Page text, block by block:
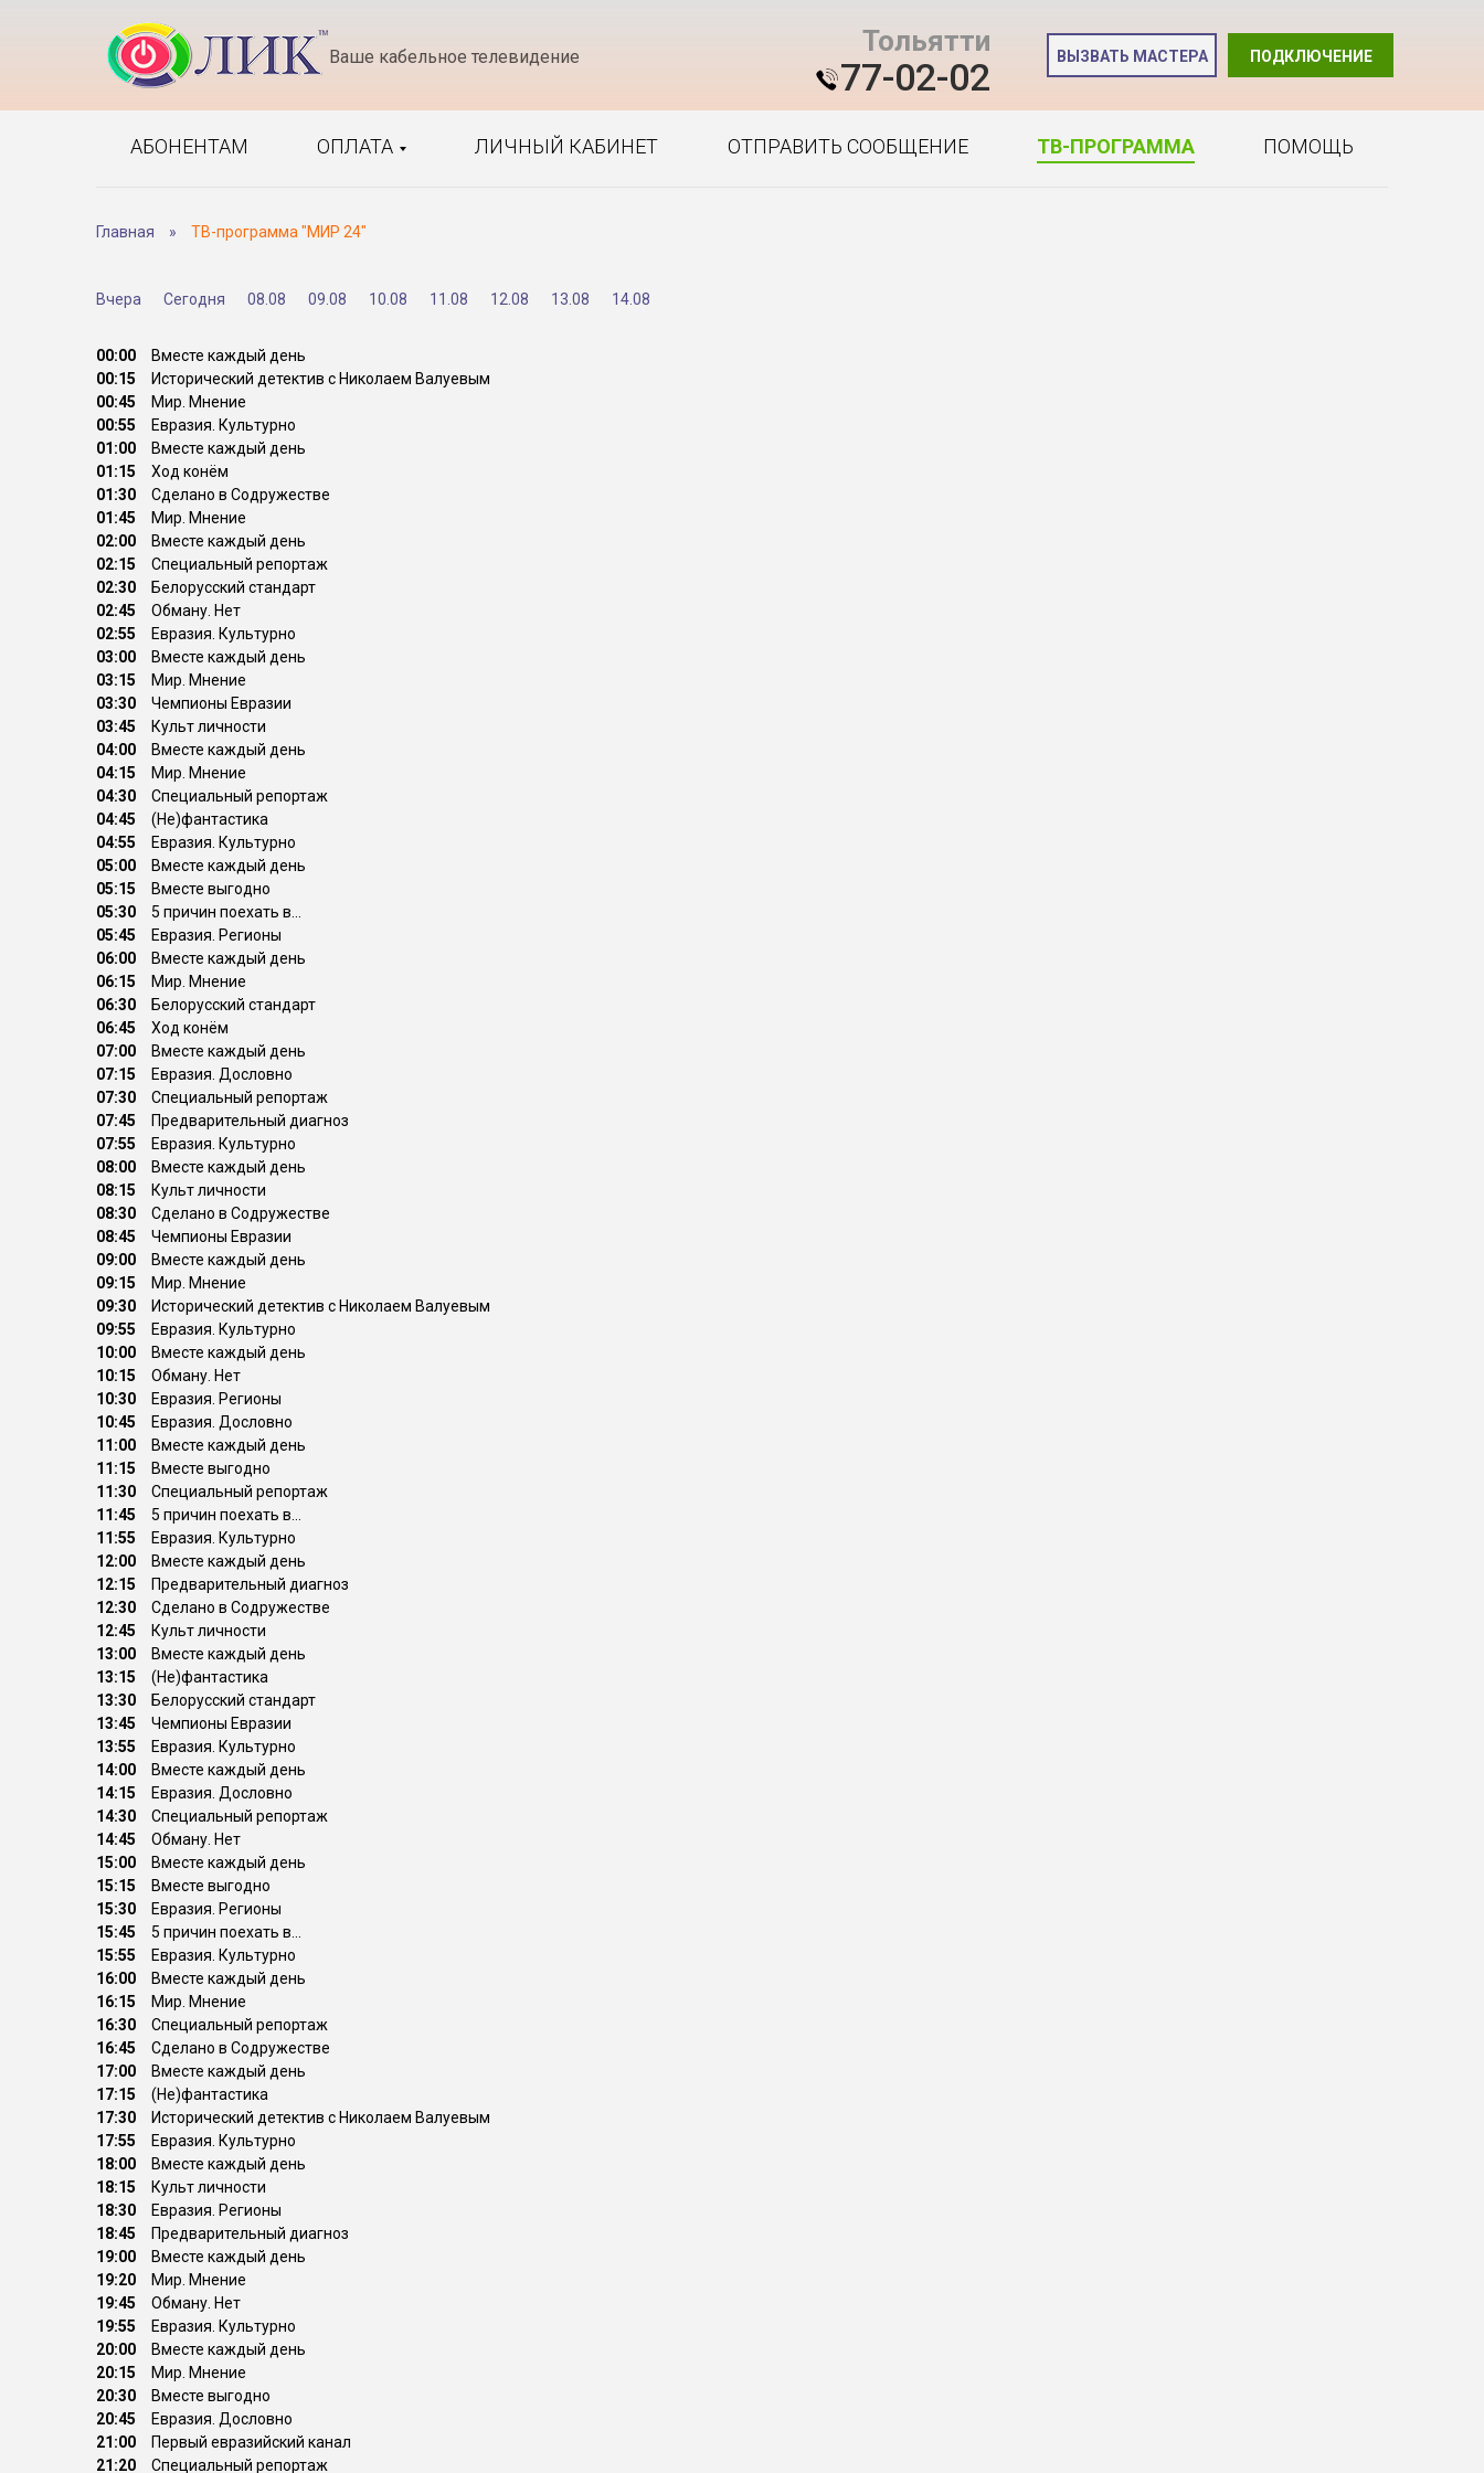
Ваше кабельное телевидение Тольятти
77-02-02 ПОДКЛЮЧЕНИЕ
ВЫЗВАТЬ МАСТЕРА
АБОНЕНТАМ ОПЛАТА ЛИЧНЫЙ КАБИНЕТ ОТПРАВИТЬ СООБЩЕНИЕ ТВ-ПРОГРАММА ПОМОЩЬ
Главная » ТВ-программа "МИР 24"
Вчера Сегодня 08.08 09.08 10.08 11.08 12.08 13.08 14.08
00:00
Вместе каждый день
00:15
Исторический детектив с Николаем Валуевым
00:45
Мир. Мнение
00:55
Евразия. Культурно
01:00
Вместе каждый день
01:15
Ход конём
01:30
Сделано в Содружестве
01:45
Мир. Мнение
02:00
Вместе каждый день
02:15
Специальный репортаж
02:30
Белорусский стандарт
02:45
Обману. Нет
02:55
Евразия. Культурно
03:00
Вместе каждый день
03:15
Мир. Мнение
03:30
Чемпионы Евразии
03:45
Культ личности
04:00
Вместе каждый день
04:15
Мир. Мнение
04:30
Специальный репортаж
04:45
(Не)фантастика
04:55
Евразия. Культурно
05:00
Вместе каждый день
05:15
Вместе выгодно
05:30
5 причин поехать в...
05:45
Евразия. Регионы
06:00
Вместе каждый день
06:15
Мир. Мнение
06:30
Белорусский стандарт
06:45
Ход конём
07:00
Вместе каждый день
07:15
Евразия. Дословно
07:30
Специальный репортаж
07:45
Предварительный диагноз
07:55
Евразия. Культурно
08:00
Вместе каждый день
08:15
Культ личности
08:30
Сделано в Содружестве
08:45
Чемпионы Евразии
09:00
Вместе каждый день
09:15
Мир. Мнение
09:30
Исторический детектив с Николаем Валуевым
09:55
Евразия. Культурно
10:00
Вместе каждый день
10:15
Обману. Нет
10:30
Евразия. Регионы
10:45
Евразия. Дословно
11:00
Вместе каждый день
11:15
Вместе выгодно
11:30
Специальный репортаж
11:45
5 причин поехать в...
11:55
Евразия. Культурно
12:00
Вместе каждый день
12:15
Предварительный диагноз
12:30
Сделано в Содружестве
12:45
Культ личности
13:00
Вместе каждый день
13:15
(Не)фантастика
13:30
Белорусский стандарт
13:45
Чемпионы Евразии
13:55
Евразия. Культурно
14:00
Вместе каждый день
14:15
Евразия. Дословно
14:30
Специальный репортаж
14:45
Обману. Нет
15:00
Вместе каждый день
15:15
Вместе выгодно
15:30
Евразия. Регионы
15:45
5 причин поехать в...
15:55
Евразия. Культурно
16:00
Вместе каждый день
16:15
Мир. Мнение
16:30
Специальный репортаж
16:45
Сделано в Содружестве
17:00
Вместе каждый день
17:15
(Не)фантастика
17:30
Исторический детектив с Николаем Валуевым
17:55
Евразия. Культурно
18:00
Вместе каждый день
18:15
Культ личности
18:30
Евразия. Регионы
18:45
Предварительный диагноз
19:00
Вместе каждый день
19:20
Мир. Мнение
19:45
Обману. Нет
19:55
Евразия. Культурно
20:00
Вместе каждый день
20:15
Мир. Мнение
20:30
Вместе выгодно
20:45
Евразия. Дословно
21:00
Первый евразийский канал
21:20
Специальный репортаж